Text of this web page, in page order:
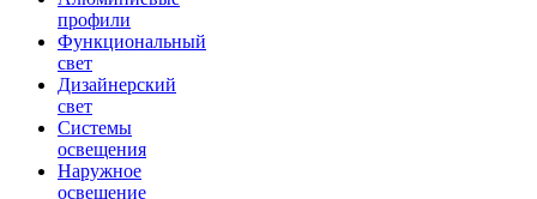
профили
Функциональный
свет
Дизайнерский
свет
Системы
освещения
Наружное
освещение